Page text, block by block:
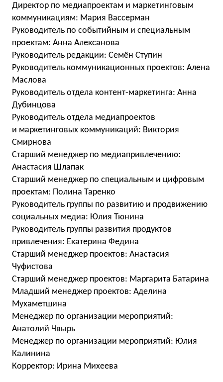
Директор по медиапроектам и маркетинговым
коммуникациям: Мария Вассерман
Руководитель по событийным и специальным
проектам: Анна Алексанова
Руководитель редакции: Семён Ступин
Руководитель коммуникационных проектов: Алена
Маслова
Руководитель отдела контент-маркетинга: Анна
Дубинцова
Руководитель отдела медиапроектов
и маркетинговых коммуникаций: Виктория
Смирнова
Старший менеджер по медиапривлечению:
Анастасия Шлапак
Старший менеджер по специальным и цифровым
проектам: Полина Таренко
Руководитель группы по развитию и продвижению
социальных медиа: Юлия Тюнина
Руководитель группы развития продуктов
привлечения: Екатерина Федина
Старший менеджер проектов: Анастасия
Чуфистова
Старший менеджер проектов: Маргарита Батарина
Младший менеджер проектов: Аделина
Мухаметшина
Менеджер по организации мероприятий:
Анатолий Чвырь
Менеджер по организации мероприятий: Юлия
Калинина
Корректор: Ирина Михеева